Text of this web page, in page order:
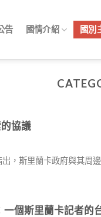
告 國情介紹 國別
協議
，斯里蘭卡政府與其周
個斯里蘭卡記者的